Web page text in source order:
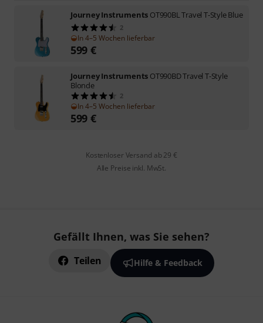
Journey Instruments OT990BL Travel T-Style Blue
2
In 4–5 Wochen lieferbar
599 €
Journey Instruments OT990BD Travel T-Style
Blonde
2
In 4–5 Wochen lieferbar
599 €
Kostenloser Versand ab 29 €
Alle Preise inkl. MwSt.
Gefällt Ihnen, was Sie sehen?
Teilen Hilfe & Feedback